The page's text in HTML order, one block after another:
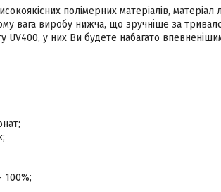
полімерних матеріалів, матеріал
вага виробу нижча, що зручніше за
UV400, у них Ви будете набагато
100%;